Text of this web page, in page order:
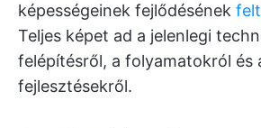
képességeinek fejlődésének
Teljes képet ad a jelenlegi
felépítésről, a folyamatokról és
fejlesztésekről.